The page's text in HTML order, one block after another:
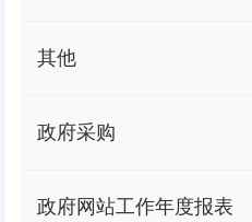
其他
政府采购
政府网站工作年度报表